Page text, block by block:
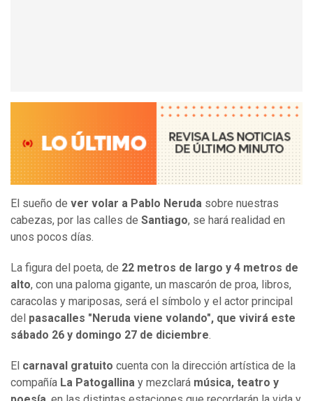
El sueño de ver volar a Pablo Neruda sobre nuestras
cabezas, por las calles de Santiago, se hará realidad en
unos pocos días.
La figura del poeta, de 22 metros de largo y 4 metros de
alto, con una paloma gigante, un mascarón de proa, libros,
caracolas y mariposas, será el símbolo y el actor principal
del pasacalles "Neruda viene volando", que vivirá este
sábado 26 y domingo 27 de diciembre.
El carnaval gratuito cuenta con la dirección artística de la
compañía La Patogallina y mezclará música, teatro y